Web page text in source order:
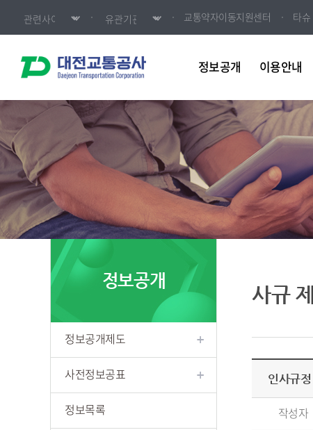
교통약자이동지원센터 타슈
정보공개 이용안내
정보공개
정보공개제도
사전정보공표
정보목록
사규
인사규
작성자